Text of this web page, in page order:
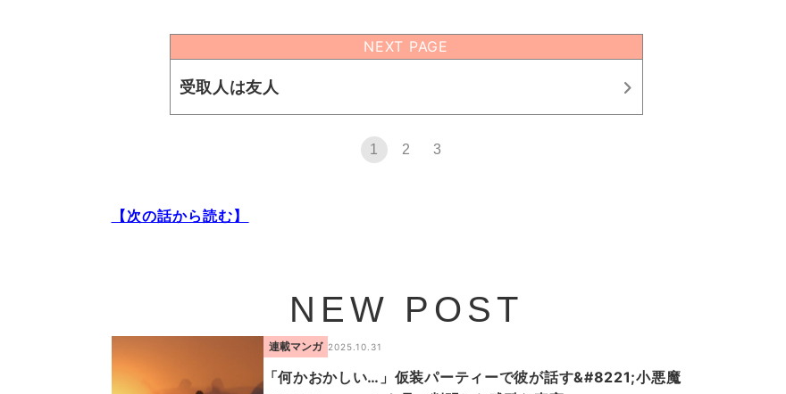
NEXT PAGE
受取人は友人
1 2 3
【次の話から読む】
NEW POST
連載マンガ 2025.10.31
「何かおかしい…」仮装パーティーで彼が話す&#8221;小悪魔